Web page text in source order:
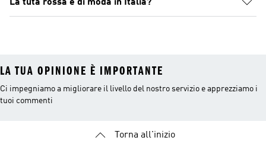
La tuta rossa è di moda in Italia?
LA TUA OPINIONE È IMPORTANTE
Ci impegniamo a migliorare il livello del nostro servizio e apprezziamo i
tuoi commenti
Torna all'inizio